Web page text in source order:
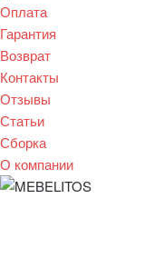
Оплата
Гарантия
Возврат
Контакты
Отзывы
Статьи
Сборка
О компании